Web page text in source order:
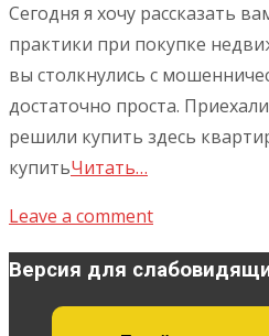
Сегодня я хочу рассказать
практики при покупке
вы столкнулись с
достаточно проста.
решили купить здесь
купитьЧитать…
Leave a comment
Версия для